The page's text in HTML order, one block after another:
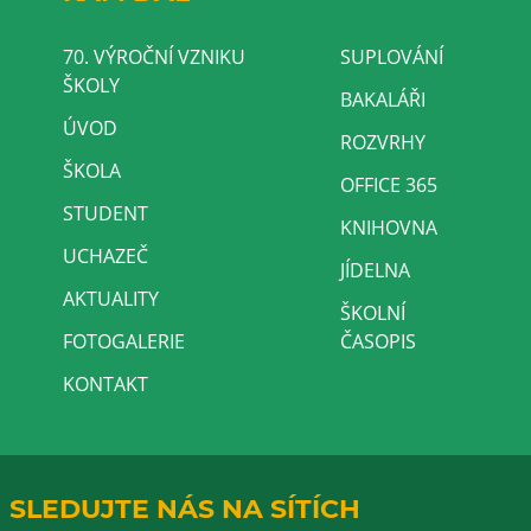
70. VÝROČNÍ VZNIKU
ŠKOLY
ÚVOD
ŠKOLA
STUDENT
UCHAZEČ
AKTUALITY
FOTOGALERIE
KONTAKT
SUPLOVÁNÍ
BAKALÁŘI
ROZVRHY
OFFICE 365
KNIHOVNA
JÍDELNA
ŠKOLNÍ
ČASOPIS
SLEDUJTE NÁS NA SÍTÍCH